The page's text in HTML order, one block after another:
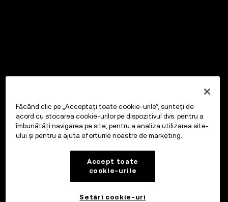
Făcând clic pe „Acceptați toate cookie-urile”, sunteți de
acord cu stocarea cookie-urilor pe dispozitivul dvs. pentru a
îmbunătăți navigarea pe site, pentru a analiza utilizarea site-
ului și pentru a ajuta eforturile noastre de marketing.
Accept toate
cookie-urile
Setări cookie-uri